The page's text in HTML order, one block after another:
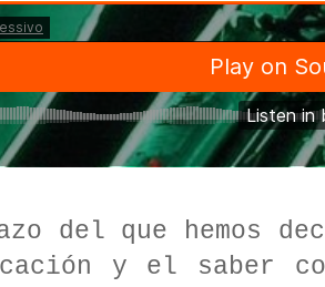
del que hemos
y el saber